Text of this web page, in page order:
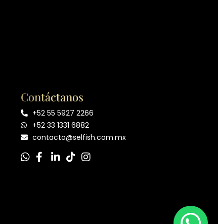
Contáctanos
+52 55 5927 2266
+52 33 1331 6882
contacto@selfish.com.mx